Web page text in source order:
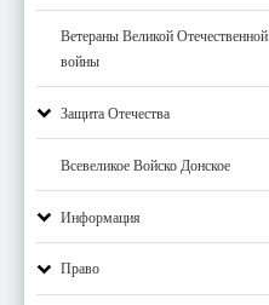
Ветераны Великой Отечественной
войны
Защита Отечества
Всевеликое Войско Донское
Информация
Право